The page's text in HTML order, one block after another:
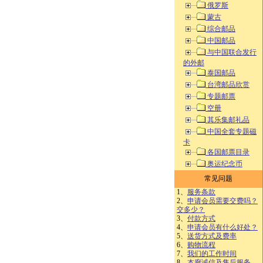
俄罗斯
蒙古
综合邮品
中国邮品
与中国联合发行
的外邮
泰国邮品
台湾邮品欣赏
专题邮票
空册
其乐集邮礼品
中国全套专题磁
卡
各国邮票目录
奥运纪念币
常见问题
1、 服务条款
2、 申请会员需要交费吗？
交多少？
3、 付款方式
4、 申请会员有什么好处？
5、 送货方式及费率
6、 购物流程
7、 我们的工作时间